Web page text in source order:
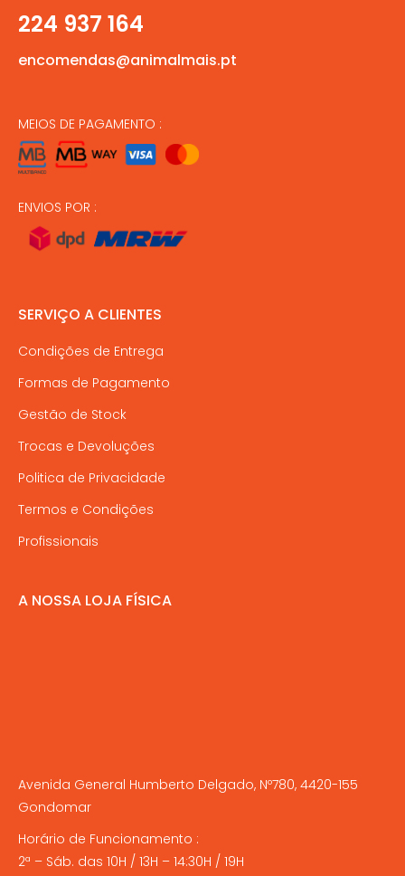
224 937 164
encomendas@animalmais.pt
MEIOS DE PAGAMENTO :
ENVIOS POR :
SERVIÇO A CLIENTES
Condições de Entrega
Formas de Pagamento
Gestão de Stock
Trocas e Devoluções
Politica de Privacidade
Termos e Condições
Profissionais
A NOSSA LOJA FÍSICA
Avenida General Humberto Delgado, Nº780, 4420-155
Gondomar
Horário de Funcionamento :
2ª – Sáb. das 10H / 13H – 14:30H / 19H